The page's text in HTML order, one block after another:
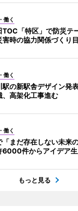
働く
TOC「特区」で防災テ
時の協力関係づくり
働く
駅の新駅舎デザイン発
、高架化工事進む
働く
「まだ存在しない未来
6000件からアイデア
もっと見る